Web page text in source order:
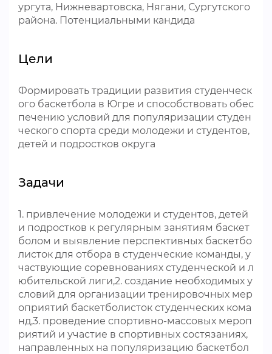
ургута, Нижневартовска, Нягани, Сургутского
района. Потенциальными кандида
Цели
Формировать традиции развития студенческ
ого баскетбола в Югре и способствовать обес
печению условий для популяризации студен
ческого спорта среди молодежи и студентов,
детей и подростков округа
Задачи
1. привлечение молодежи и студентов, детей
и подростков к регулярным занятиям баскет
болом и выявление перспективных баскетбо
листок для отбора в студенческие команды, у
частвующие соревнованиях студенческой и л
юбительской лиги,2. создание необходимых у
словий для организации тренировочных мер
оприятий баскетболисток студенческих кома
нд,3. проведение спортивно-массовых мероп
риятий и участие в спортивных состязаниях,
направленных на популяризацию баскетбол